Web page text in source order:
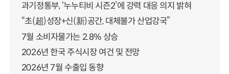
과기정통부, ‘누누티비 시즌2’에 강력 대응 의지 밝혀
“초(超)성장+신(新)공간, 대체불가 산업강국”
7월 소비자물가는 2.8% 상승
2026년 한국 주식시장 여건 및 전망
2026년 7월 수출입 동향